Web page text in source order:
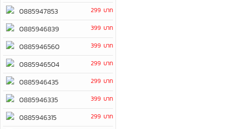
0885947853 299 บาท
0885946839 399 บาท
0885946560 399 บาท
0885946504 299 บาท
0885946435 299 บาท
0885946335 399 บาท
0885946315 299 บาท